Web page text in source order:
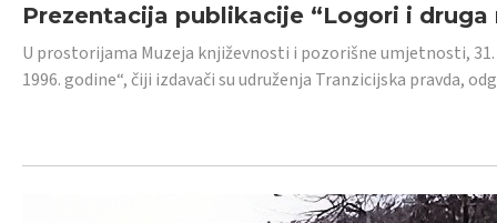
Prezentacija publikacije “Logori i druga
U prostorijama Muzeja književnosti i pozorišne umjetnosti,
1996. godine“, čiji izdavači su udruženja Tranzicijska pravda,